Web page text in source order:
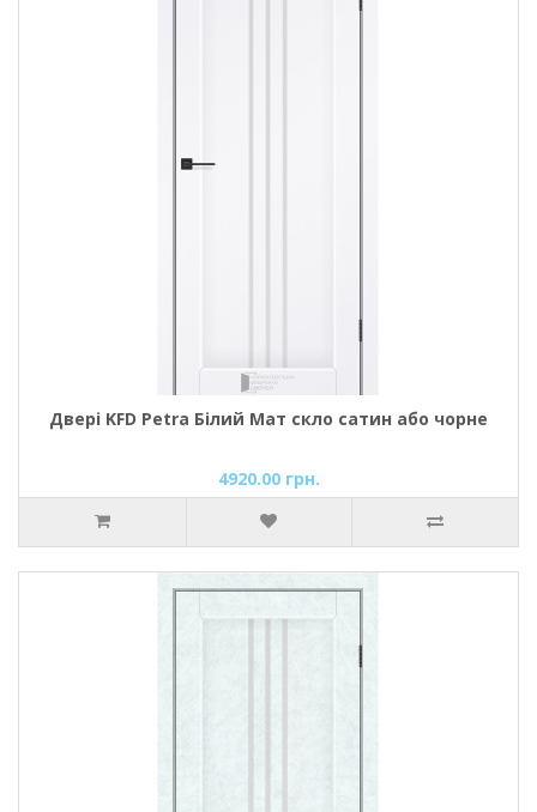
Двері KFD Petra Білий Мат скло сатин або чорне
4920.00 грн.